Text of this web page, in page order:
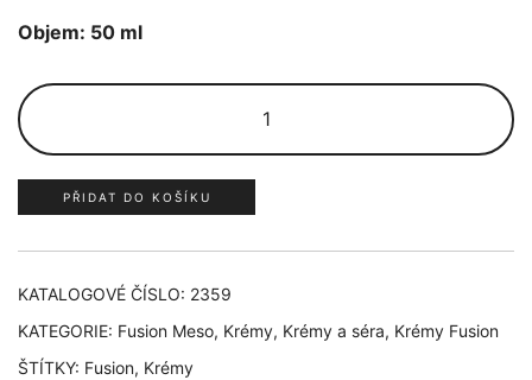
Objem: 50 ml
moisturizer
množství
PŘIDAT DO KOŠÍKU
KATALOGOVÉ ČÍSLO: 2359
KATEGORIE: Fusion Meso, Krémy, Krémy a séra, Krémy Fusion
ŠTÍTKY: Fusion, Krémy